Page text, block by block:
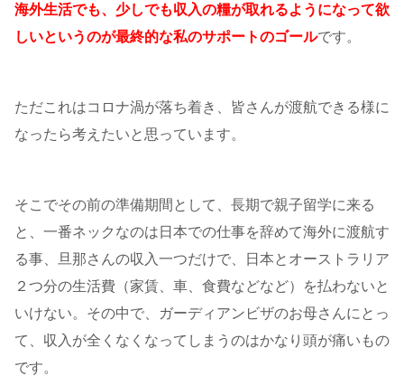
海外生活でも、少しでも収入の糧が取れるようになって欲
しいというのが最終的な私のサポートのゴールです。
ただこれはコロナ渦が落ち着き、皆さんが渡航できる様に
なったら考えたいと思っています。
そこでその前の準備期間として、長期で親子留学に来る
と、一番ネックなのは日本での仕事を辞めて海外に渡航す
る事、旦那さんの収入一つだけで、日本とオーストラリア
２つ分の生活費（家賃、車、食費などなど）を払わないと
いけない。その中で、ガーディアンビザのお母さんにとっ
て、収入が全くなくなってしまうのはかなり頭が痛いもの
です。